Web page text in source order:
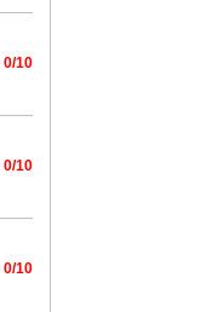
0/10
0/10
0/10